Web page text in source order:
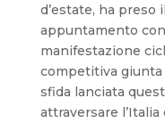
d’estate, ha preso
appuntamento
manifestazione
competitiva giunta
sfida lanciata
attraversare